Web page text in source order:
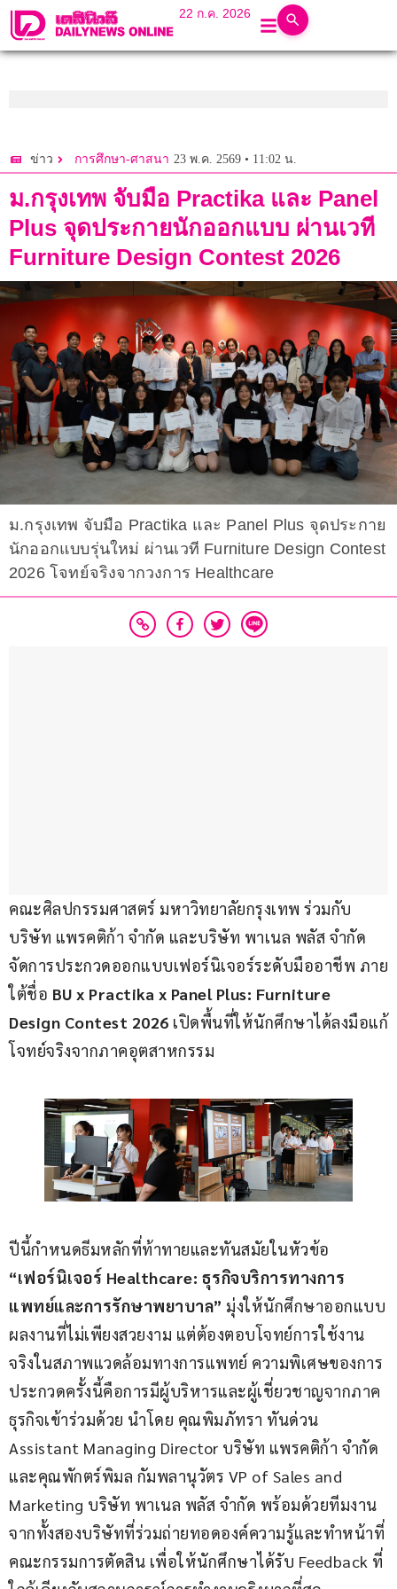
22 ก.ค. 2026
ข่าว การศึกษา-ศาสนา 23 พ.ค. 2569 • 11:02 น.
ม.กรุงเทพ จับมือ Practika และ Panel
Plus จุดประกายนักออกแบบ ผ่านเวที
Furniture Design Contest 2026
ม.กรุงเทพ จับมือ Practika และ Panel Plus จุดประกาย
นักออกแบบรุ่นใหม่ ผ่านเวที Furniture Design Contest
2026 โจทย์จริงจากวงการ Healthcare
คณะศิลปกรรมศาสตร์ มหาวิทยาลัยกรุงเทพ ร่วมกับ
บริษัท แพรคติก้า จำกัด และบริษัท พาเนล พลัส จำกัด
จัดการประกวดออกแบบเฟอร์นิเจอร์ระดับมืออาชีพ ภาย
ใต้ชื่อ BU x Practika x Panel Plus: Furniture
Design Contest 2026 เปิดพื้นที่ให้นักศึกษาได้ลงมือแก้
โจทย์จริงจากภาคอุตสาหกรรม
ปีนี้กำหนดธีมหลักที่ท้าทายและทันสมัยในหัวข้อ
“เฟอร์นิเจอร์ Healthcare: ธุรกิจบริการทางการ
แพทย์และการรักษาพยาบาล” มุ่งให้นักศึกษาออกแบบ
ผลงานที่ไม่เพียงสวยงาม แต่ต้องตอบโจทย์การใช้งาน
จริงในสภาพแวดล้อมทางการแพทย์ ความพิเศษของการ
ประกวดครั้งนี้คือการมีผู้บริหารและผู้เชี่ยวชาญจากภาค
ธุรกิจเข้าร่วมด้วย นำโดย คุณพิมภัทรา ทันด่วน
Assistant Managing Director บริษัท แพรคติก้า จำกัด
และคุณพักตร์พิมล กัมพลานุวัตร VP of Sales and
Marketing บริษัท พาเนล พลัส จำกัด พร้อมด้วยทีมงาน
จากทั้งสองบริษัทที่ร่วมถ่ายทอดองค์ความรู้และทำหน้าที่
คณะกรรมการตัดสิน เพื่อให้นักศึกษาได้รับ Feedback ที่